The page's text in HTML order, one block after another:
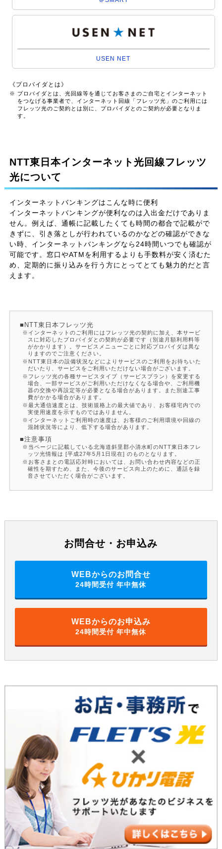
USEN NET
《プロバイダとは》
※ プロバイダとは、光回線等を通じてお客さまのご自宅とインターネット
をつなげる事業者で、インターネット回線「フレッツ光」のご利用には
フレッツ光のご契約とは別に、プロバイダとのご契約が必要となりま
す。
NTT東日本インターネット光回線フレッツ
光について
インターネットバンキングはこんな時に便利
インターネットバンキングが便利なのは入出金だけでありま
せん。例えば、通帳に記載したくても時間の都合で記載がで
きずに、引き落としが行われているのかなどの確認ができな
い時、インターネットバンキングなら24時間いつでも確認が
可能です。窓口やATMを利用するよりも手数料が安く済むた
め、定期的に振り込みを行う方にとってとても魅力的だと言
えます。
NTT東日本フレッツ光
インターネットのご利用にはフレッツ光の契約に加え、本サービ
スに対応したプロバイダとの契約が必要です（別途月額利用料等
がかかります）。サービスメニューごとに対応プロバイダは異な
りますのでご注意ください。
NTT東日本の設備状況などによりサービスのご利用をお待ちいた
だいたり、サービスをご利用いただけない場合がございます。
フレッツ光の各種サービスタイプ（サービスプラン）を変更する
場合、一部サービスがご利用いただけなくなる場合や、ご利用機
器の交換や再設定等が必要となる場合があります。また別途工事
費がかかる場合があります。
最大通信速度とは、技術規格上の最大値であり、お客様宅内での
実使用速度を示すものではありません。
インターネットご利用時の速度は、お客様のご利用環境や回線の
混雑状況等により、低下する場合があります。
注意事項
当ページに記載している北海道斜里郡小清水町のNTT東日本フレ
ッツ光情報は [平成27年5月1日現在] のものとなります。
お客さまとの電話応対時においては、お問い合わせ内容などの正
確性を期すため、また、今後のサービス向上のために、通話を録
音させていただく場合がございます。
お問合せ・お申込み
WEBからのお問合せ
24時間受付 年中無休
WEBからのお申込み
24時間受付 年中無休